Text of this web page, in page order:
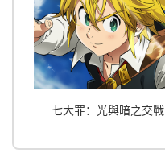
七大罪：光與暗之交戰